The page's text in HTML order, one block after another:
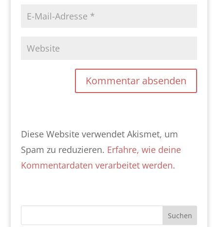
Diese Website verwendet Akismet, um
Spam zu reduzieren. Erfahre, wie deine
Kommentardaten verarbeitet werden.